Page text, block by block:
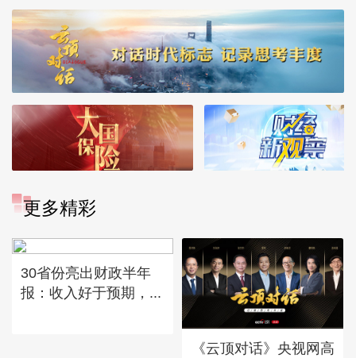
更多精彩
30省份亮出财政半年
报：收入好于预期，...
《云顶对话》央视网高